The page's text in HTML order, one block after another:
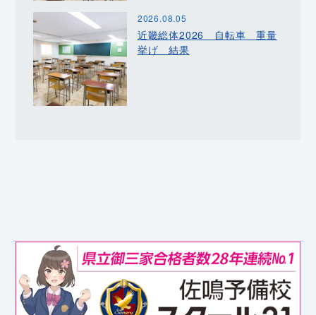
2026.08.05
近畿総体2026 自転車 重量
挙げ 結果